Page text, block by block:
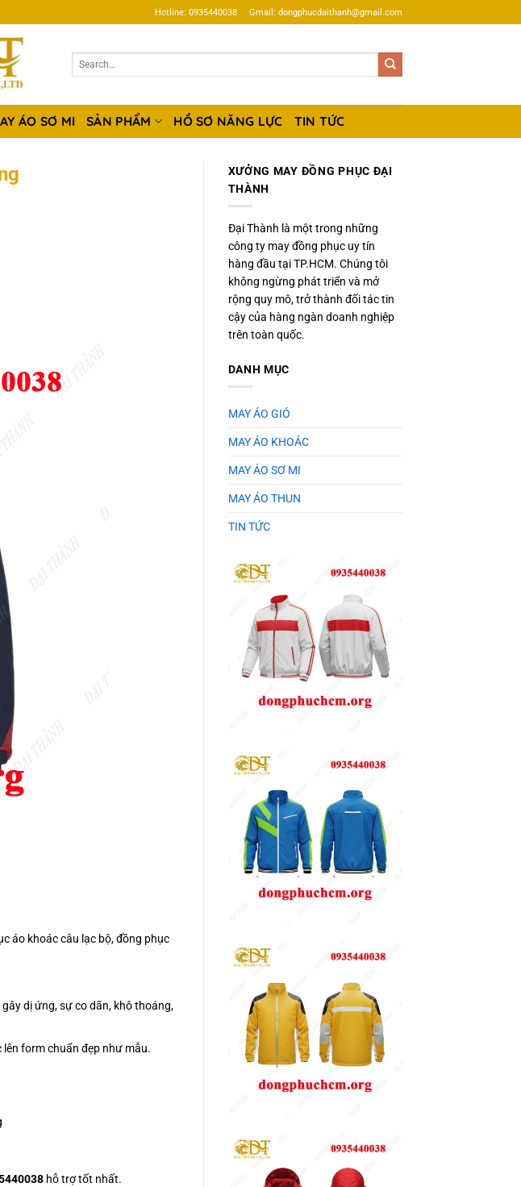
Hotline: 0935440038 Gmail: dongphucdaithanh@gmail.com
ÁO SƠ MI SẢN PHẨM HỒ SƠ NĂNG LỰC TIN TỨC
áo khoác câu lạc bộ, đồng phục
dị ứng, sự co dãn, khô thoáng,
form chuẩn đẹp như mẫu.
hỗ trợ tốt nhất.
XƯỞNG MAY ĐỒNG PHỤC ĐẠI
THÀNH
Đại Thành là một trong những
công ty may đồng phục uy tín
hàng đầu tại TP.HCM. Chúng tôi
không ngừng phát triển và mở
rộng quy mô, trở thành đối tác tin
cậy của hàng ngàn doanh nghiệp
trên toàn quốc.
DANH MỤC
MAY ÁO GIÓ
MAY ÁO KHOÁC
MAY ÁO SƠ MI
MAY ÁO THUN
TIN TỨC